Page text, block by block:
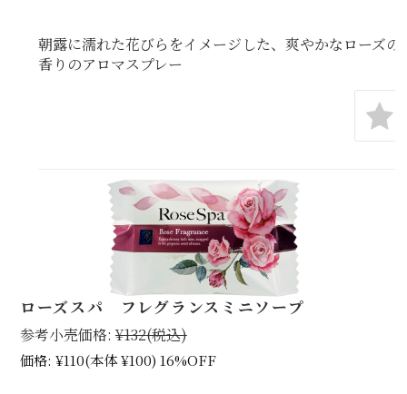
朝露に濡れた花びらをイメージした、爽やかなローズの
香りのアロマスプレー
ローズスパ フレグランスミニソープ
参考小売価格: ¥132(税込)
価格: ¥110(本体 ¥100) 16%OFF